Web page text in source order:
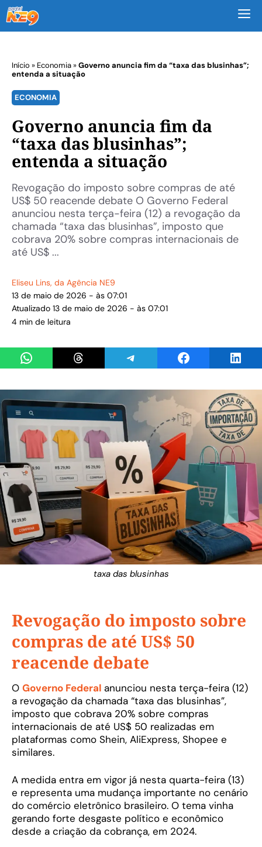
Início » Economia»Governo anuncia fim da “taxa das blusinhas”;
entenda a situação
ECONOMIA
Governo anuncia fim da
“taxa das blusinhas”;
entenda a situação
Revogação do imposto sobre compras de até
US$ 50 reacende debate O Governo Federal
anunciou nesta terça-feira (12) a revogação da
chamada “taxa das blusinhas”, imposto que
cobrava 20% sobre compras internacionais de
até US$ ...
Eliseu Lins, da Agência NE9
13 de maio de 2026 - às 07:01
Atualizado 13 de maio de 2026 - às 07:01
4 min de leitura
Share on WhatsAppShare on ThreadsShare on TelegramShare on Facebook
taxa das blusinhas
Revogação do imposto sobre
compras de até US$ 50
reacende debate
O Governo Federal anunciou nesta terça-feira (12)
a revogação da chamada “taxa das blusinhas”,
imposto que cobrava 20% sobre compras
internacionais de até US$ 50 realizadas em
plataformas como Shein, AliExpress, Shopee e
similares.
A medida entra em vigor já nesta quarta-feira (13)
e representa uma mudança importante no cenário
do comércio eletrônico brasileiro. O tema vinha
gerando forte desgaste político e econômico
desde a criação da cobrança, em 2024.